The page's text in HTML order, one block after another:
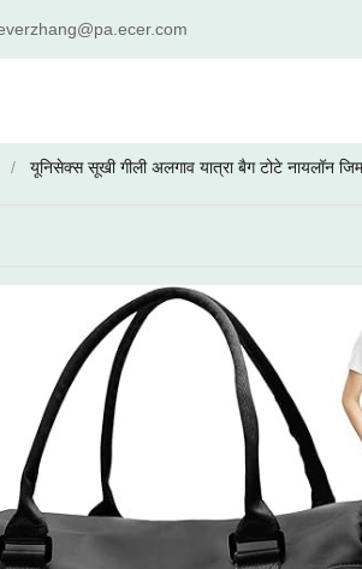
/ यूनिसेक्स सूखी गीली अलगाव यात्रा बैग टोटे नायलॉन